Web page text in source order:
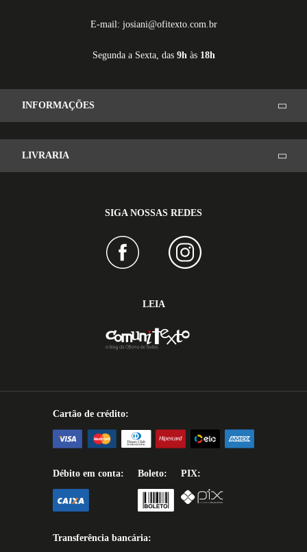
E-mail: josiani@ofitexto.com.br
Segunda a Sexta, das 9hàs 18h
INFORMAÇÕES
LIVRARIA
SIGA NOSSAS REDES
LEIA
Cartão de crédito:
Débito em conta: Boleto: PIX:
Transferência bancária: